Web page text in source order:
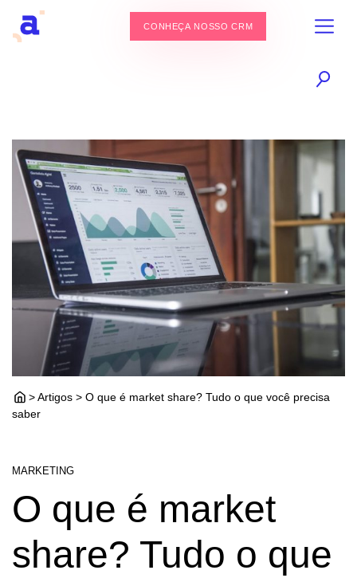
CONHEÇA NOSSO CRM
> Artigos > O que é market share? Tudo o que você precisa
saber
MARKETING
O que é market
share? Tudo o que